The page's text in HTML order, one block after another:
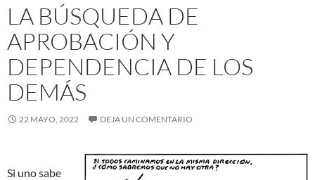
LA BÚSQUEDA DE
APROBACIÓN Y
DEPENDENCIA DE LOS
DEMÁS
22 MAYO, 2022 DEJA UN COMENTARIO
Si uno sabe